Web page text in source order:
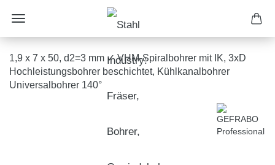
1,9 x 7 x 50, d2=3 mm ✓ VHM-Spiralbohrer mit IK, 3xD
Hochleistungsbohrer beschichtet, Kühlkanalbohrer
Universalbohrer 140°